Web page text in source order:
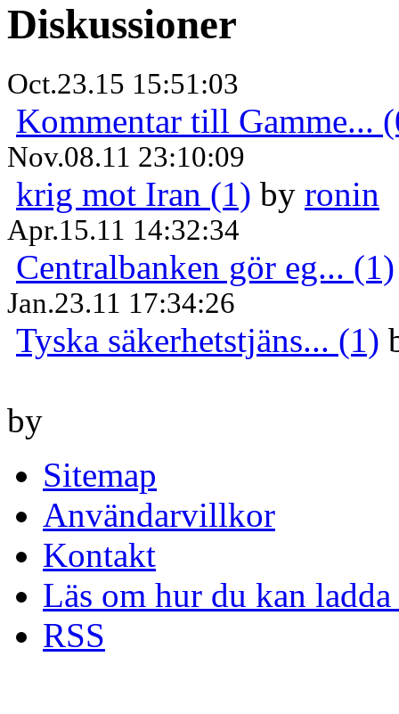
Diskussioner
Oct.23.15 15:51:03
Kommentar till Gamme...
Nov.08.11 23:10:09
krig mot Iran (1) by ronin
Apr.15.11 14:32:34
Centralbanken gör eg... (1)
Jan.23.11 17:34:26
Tyska säkerhetstjäns... (1)
by
Sitemap
Användarvillkor
Kontakt
Läs om hur du kan
RSS